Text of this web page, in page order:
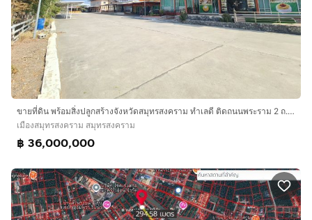
ขายที่ดิน พร้อมสิ่งปลูกสร้างจังหวัดสมุทรสงคราม ทำเลดี ติดถนนพระราม 2 ถ. พระราม 2 3 ไร่ 1 งาน 17 ตรว.
เมืองสมุทรสงคราม สมุทรสงคราม
฿ 36,000,000